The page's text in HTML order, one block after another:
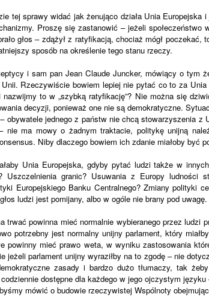
tej sprawy widać jak żenująco działa Unia Europejska
Proszę się zastanowić – jeżeli społeczeństwo
głos – zdążył z ratyfikacją, chociaż mógł
sposób na określenie tego stanu rzeczy.
i sam pan Jean Claude Juncker, mówiący o tym
Rzeczywiście bowiem lepiej nie pytać co to za
to w „szybką ratyfikację”? Nie można się
decyzji, ponieważ one nie są demokratyczne.
obywatele jednego z państw nie chcą stowarzyszenia
nie ma mowy o żadnym traktacie, politykę unijną
Niby dlaczego bowiem ich zdanie miałoby być
Unia Europejska, gdyby pytać ludzi także w
Uszczelnienia granic? Usuwania z Europy ludności
Europejskiego Banku Centralnego? Zmiany polityki
ludzi jest pomijany, albo w ogóle nie brany pod uwagę.
trwać powinna mieć normalnie wybieranego przez ludzi
potrzebny jest normalny unijny parlament, który
powinny mieć prawo weta, w wyniku zastosowania
jeżeli parlament unijny wyraziłby na to zgodę – nie
zasady i bardzo dużo tłumaczy, tak
dostępne dla każdego w jego ojczystym
mówić o budowie rzeczywistej Wspólnoty